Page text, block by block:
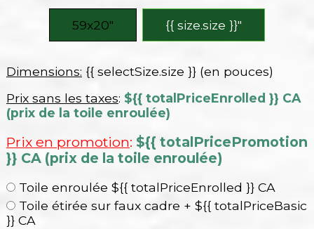
59x20″ {{ size.size }}″
Dimensions: {{ selectSize.size }} (en pouces)
Prix sans les taxes: ${{ totalPriceEnrolled }} CA
(prix de la toile enroulée)
Prix en promotion: ${{ totalPricePromotion
}} CA (prix de la toile enroulée)
Toile enroulée ${{ totalPriceEnrolled }} CA
Toile étirée sur faux cadre + ${{ totalPriceBasic
}} CA